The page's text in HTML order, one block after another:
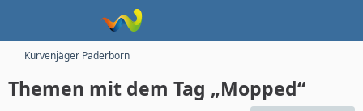
Kurvenjäger Paderborn
Themen mit dem Tag „Mopped“